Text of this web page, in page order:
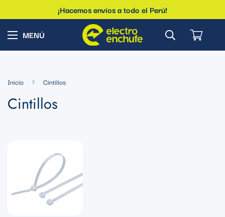
¡Hacemos envíos a todo el Perú!
Inicio Cintillos
Cintillos